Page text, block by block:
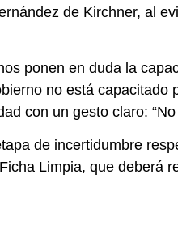
de Kirchner, al
ponen en duda la
no está
con un gesto claro:
de incertidumbre
Limpia, que deberá